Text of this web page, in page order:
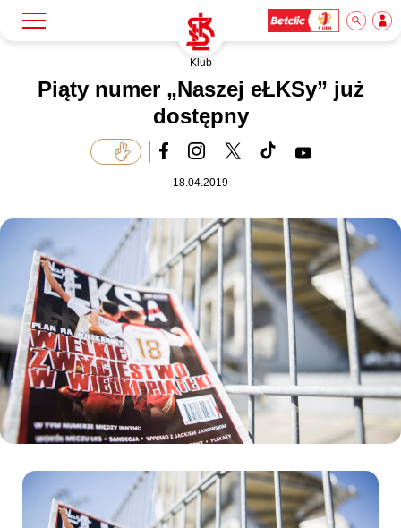
Klub
Akademia
Biznes
Dla mediów
Kibice
Klub
Piąty numer „Naszej eŁKSy” już
dostępny
18.04.2019